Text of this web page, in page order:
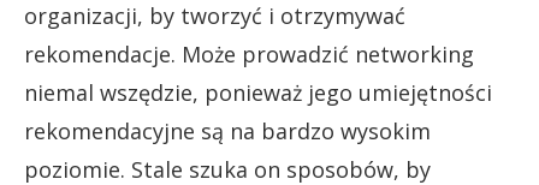
organizacji, by tworzyć i otrzymywać
rekomendacje. Może prowadzić networking
niemal wszędzie, ponieważ jego umiejętności
rekomendacyjne są na bardzo wysokim
poziomie. Stale szuka on sposobów, by